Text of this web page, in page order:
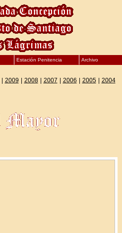
Estación Penitencia Archivo
2009 2008 2007 2006 2005 2004